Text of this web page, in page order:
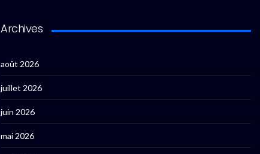
Archives
août 2026
juillet 2026
juin 2026
mai 2026